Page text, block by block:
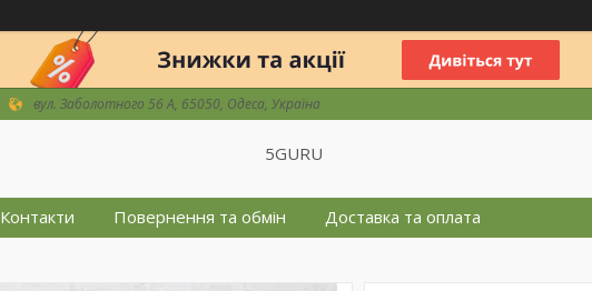
вул. Заболотного 56 А, 65050, Одеса, Україна
5GURU
Контакти Повернення та обмін Доставка та оплата